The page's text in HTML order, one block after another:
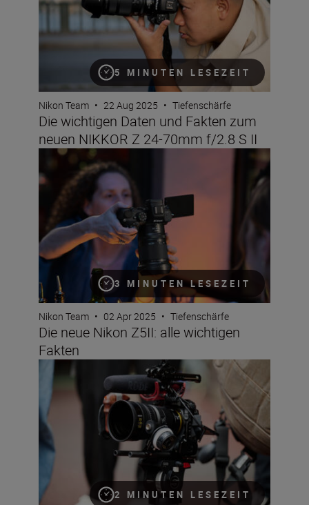
5 MINUTEN LESEZEIT
Nikon Team • 22 Aug 2025 • Tiefenschärfe
Die wichtigen Daten und Fakten zum
neuen NIKKOR Z 24-70mm f/2.8 S II
3 MINUTEN LESEZEIT
Die neue Nikon Z5II: alle wichtigen Fakten
Nikon Team • 02 Apr 2025 • Tiefenschärfe
Die neue Nikon Z5II: alle wichtigen
Fakten
2 MINUTEN LESEZEIT
Das neue NIKKOR Z 28-135mm f/4 PZ in Zahlen